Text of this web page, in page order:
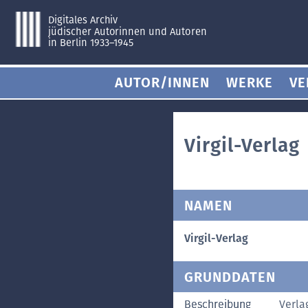
Digitales Archiv
jüdischer Autorinnen und Autoren
in Berlin 1933–1945
AUTOR/INNEN WERKE
Virgil-Verlag
NAMEN
Virgil-Verlag
GRUNDDATEN
Beschreibung